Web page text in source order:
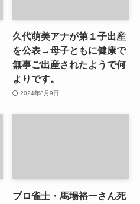
久代萌美アナが第１子出産
を公表→母子ともに健康で
無事ご出産されたようで何
よりです。
2024年8月9日
プロ雀士・馬場裕一さん死